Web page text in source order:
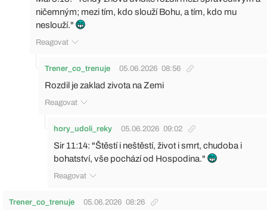
ničemným; mezi tím, kdo slouží Bohu, a tím, kdo mu
neslouží."
Reagovat
Trener_co_trenuje 05.06.2026 08:56
Rozdil je zaklad zivota na Zemi
Reagovat
hory_udoli_reky 05.06.2026 09:02
Sir 11:14: "Štěstí i neštěstí, život i smrt, chudoba i
bohatství, vše pochází od Hospodina."
Reagovat
Trener_co_trenuje 05.06.2026 08:26